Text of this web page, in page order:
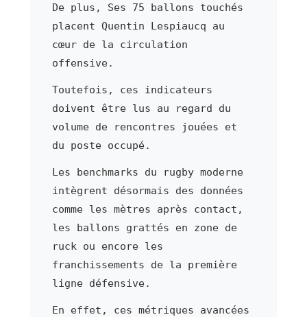
De plus, Ses 75 ballons touchés
placent Quentin Lespiaucq au
cœur de la circulation
offensive.
Toutefois, ces indicateurs
doivent être lus au regard du
volume de rencontres jouées et
du poste occupé.
Les benchmarks du rugby moderne
intègrent désormais des données
comme les mètres après contact,
les ballons grattés en zone de
ruck ou encore les
franchissements de la première
ligne défensive.
En effet, ces métriques avancées